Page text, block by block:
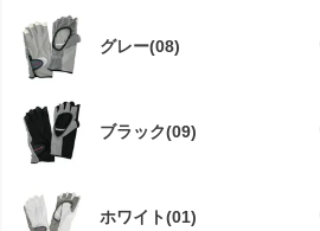
グレー(08)
ブラック(09)
ホワイト(01)